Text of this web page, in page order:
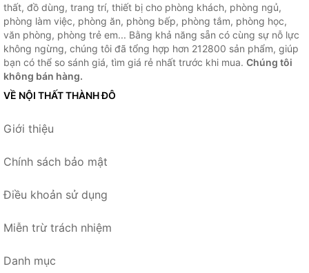
thất, đồ dùng, trang trí, thiết bị cho phòng khách, phòng ngủ,
phòng làm việc, phòng ăn, phòng bếp, phòng tắm, phòng học,
văn phòng, phòng trẻ em... Bằng khả năng sẵn có cùng sự nỗ lực
không ngừng, chúng tôi đã tổng hợp hơn 212800 sản phẩm, giúp
bạn có thể so sánh giá, tìm giá rẻ nhất trước khi mua. Chúng tôi
không bán hàng.
VỀ NỘI THẤT THÀNH ĐÔ
Giới thiệu
Chính sách bảo mật
Điều khoản sử dụng
Miễn trừ trách nhiệm
Danh mục